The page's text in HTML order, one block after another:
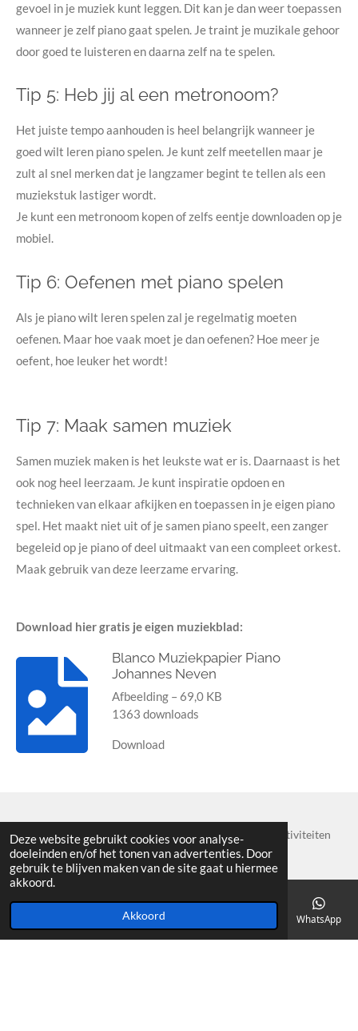
Deze website gebruikt cookies voor analyse-
doeleinden en/of het tonen van advertenties. Door
gebruik te blijven maken van de site gaat u hiermee
akkoord.
Akkoord
gevoel in je muziek kunt leggen. Dit kan je dan weer toepassen
wanneer je zelf piano gaat spelen. Je traint je muzikale gehoor
door goed te luisteren en daarna zelf na te spelen.
Tip 5: Heb jij al een metronoom?
Het juiste tempo aanhouden is heel belangrijk wanneer je
goed wilt leren piano spelen. Je kunt zelf meetellen maar je
zult al snel merken dat je langzamer begint te tellen als een
muziekstuk lastiger wordt.
Je kunt een metronoom kopen of zelfs eentje downloaden op je
mobiel.
Tip 6: Oefenen met piano spelen
Als je piano wilt leren spelen zal je regelmatig moeten
oefenen. Maar hoe vaak moet je dan oefenen? Hoe meer je
oefent, hoe leuker het wordt!
Tip 7: Maak samen muziek
Samen muziek maken is het leukste wat er is. Daarnaast is het
ook nog heel leerzaam. Je kunt inspiratie opdoen en
technieken van elkaar afkijken en toepassen in je eigen piano
spel. Het maakt niet uit of je samen piano speelt, een zanger
begeleid op je piano of deel uitmaakt van een compleet orkest.
Maak gebruik van deze leerzame ervaring.
Download hier gratis je eigen muziekblad:
Blanco Muziekpapier Piano
Johannes Neven
Afbeelding – 69,0 KB
1363 downloads
Download
Voor meer informatie over de muzikale en artistieke activiteiten
van Johannes Neven:www.janneven.nl
Algemene voorwaarden Johannes Neven
© by JK 2020 - 2021 Pianostemmer Johannes Neven
Telefoonnummer WhatsApp